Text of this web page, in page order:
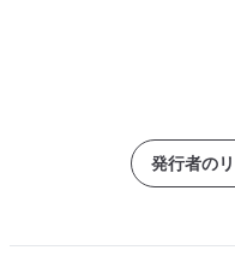
発行者の